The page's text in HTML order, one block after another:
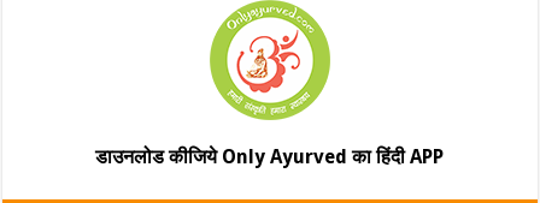
डाउनलोड कीजिये Only Ayurved का हिंदी APP